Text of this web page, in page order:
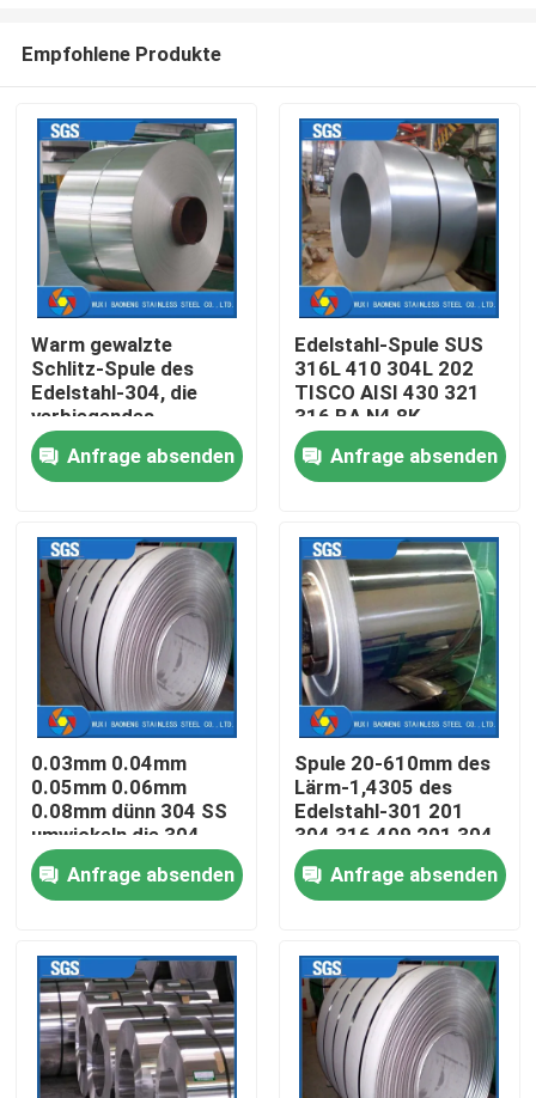
Nach Hause
Über uns
Kontakte
Produkte
Videos
Edelstahl-Metallherstellung
Edelstahlblech-Metall
Edelstahl-nahtloses Rohr
Edelstahl geschweißtes Rohr
Empfohlene Produkte
Warm gewalzte
Schlitz-Spule des
Edelstahl-304, die
verbiegendes
Decoiling für
Industrie-Anwendung
schneiden locht
Anfrage absenden
Edelstahl-Spule SUS
316L 410 304L 202
TISCO AISI 430 321
316 BA N4 8K
Streifen-Spule
Anfrage absenden
0.03mm 0.04mm
0.05mm 0.06mm
0.08mm dünn 304 SS
umwickeln die 304
Blatt-Spule
Anfrage absenden
Spule 20-610mm des
Lärm-1,4305 des
Edelstahl-301 201
304 316 409 201 304
Anfrage absenden